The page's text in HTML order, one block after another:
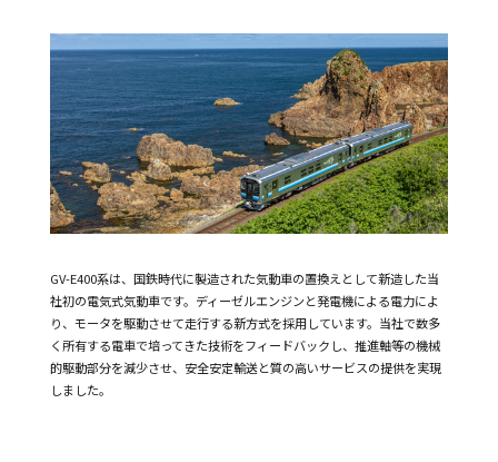
GV-E400系は、国鉄時代に製造された気動車の置換えとして新造した当
社初の電気式気動車です。ディーゼルエンジンと発電機による電力によ
り、モータを駆動させて走行する新方式を採用しています。当社で数多
く所有する電車で培ってきた技術をフィードバックし、推進軸等の機械
的駆動部分を減少させ、安全安定輸送と質の高いサービスの提供を実現
しました。